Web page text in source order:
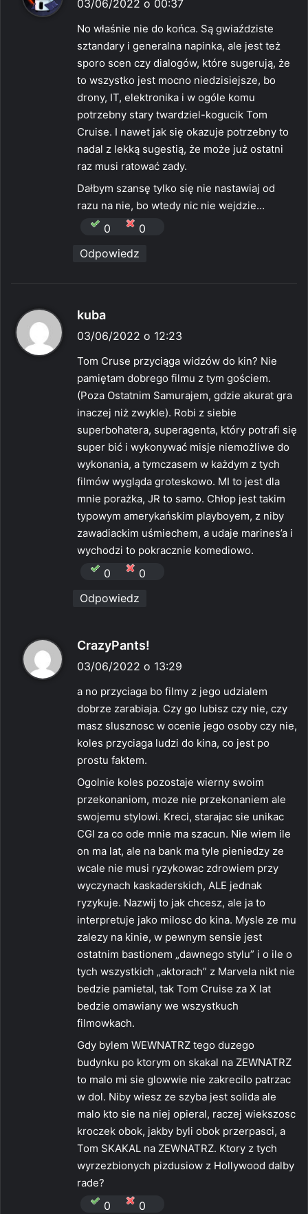
z
e
:
03/06/2022 o 00:37
No właśnie nie do końca. Są gwiaździste
sztandary i generalna napinka, ale jest też
sporo scen czy dialogów, które sugerują, że
to wszystko jest mocno niedzisiejsze, bo
drony, IT, elektronika i w ogóle komu
potrzebny stary twardziel-kogucik Tom
Cruise. I nawet jak się okazuje potrzebny to
nadal z lekką sugestią, że może już ostatni
raz musi ratować zady.
Dałbym szansę tylko się nie nastawiaj od
razu na nie, bo wtedy nic nie wejdzie…
0
0
Odpowiedz
kuba
i
z
e
:
03/06/2022 o 12:23
Tom Cruse przyciąga widzów do kin? Nie
pamiętam dobrego filmu z tym gościem.
(Poza Ostatnim Samurajem, gdzie akurat gra
inaczej niż zwykle). Robi z siebie
superbohatera, superagenta, który potrafi się
super bić i wykonywać misje niemożliwe do
wykonania, a tymczasem w każdym z tych
filmów wygląda groteskowo. MI to jest dla
mnie porażka, JR to samo. Chłop jest takim
typowym amerykańskim playboyem, z niby
zawadiackim uśmiechem, a udaje marines’a i
wychodzi to pokracznie komediowo.
0
0
Odpowiedz
CrazyPants!
z
e
:
03/06/2022 o 13:29
a no przyciaga bo filmy z jego udzialem
dobrze zarabiaja. Czy go lubisz czy nie, czy
masz slusznosc w ocenie jego osoby czy nie,
koles przyciaga ludzi do kina, co jest po
prostu faktem.
Ogolnie koles pozostaje wierny swoim
przekonaniom, moze nie przekonaniem ale
swojemu stylowi. Kreci, starajac sie unikac
CGI za co ode mnie ma szacun. Nie wiem ile
on ma lat, ale na bank ma tyle pieniedzy ze
wcale nie musi ryzykowac zdrowiem przy
wyczynach kaskaderskich, ALE jednak
ryzykuje. Nazwij to jak chcesz, ale ja to
interpretuje jako milosc do kina. Mysle ze mu
zalezy na kinie, w pewnym sensie jest
ostatnim bastionem „dawnego stylu” i o ile o
tych wszystkich „aktorach” z Marvela nikt nie
bedzie pamietal, tak Tom Cruise za X lat
bedzie omawiany we wszystkuch
filmowkach.
Gdy bylem WEWNATRZ tego duzego
budynku po ktorym on skakal na ZEWNATRZ
to malo mi sie glowwie nie zakrecilo patrzac
w dol. Niby wiesz ze szyba jest solida ale
malo kto sie na niej opieral, raczej wiekszosc
kroczek obok, jakby byli obok przerpasci, a
Tom SKAKAL na ZEWNATRZ. Ktory z tych
wyrzezbionych pizdusiow z Hollywood dalby
rade?
0
0